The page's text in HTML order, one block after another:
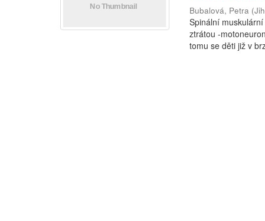
Bubalová, Petra (
Spinální
ztrátou -
tomu se děti již v